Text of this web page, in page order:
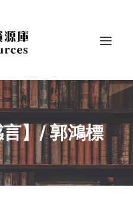
】/ 郭鴻標